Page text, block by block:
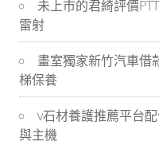
導
航
未上市的君綺評價
雷射
畫室獨家新竹汽車借
梯保養
v石材養護推薦平台
與主機